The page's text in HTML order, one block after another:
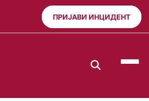
ПРИЈАВИ ИНЦИДЕНТ